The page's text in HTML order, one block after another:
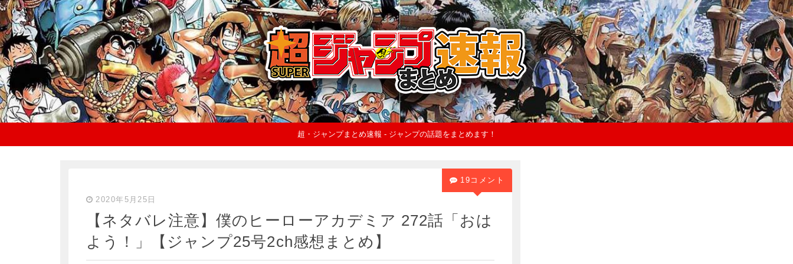
超・ジャンプまとめ速報 - ジャンプの話題をまとめます！
2020年5月25日
【ネタバレ注意】僕のヒーローアカデミア 272話「おは
よう！」【ジャンプ25号2ch感想まとめ】
19コメント